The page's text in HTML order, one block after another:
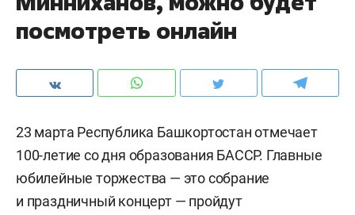
посмотреть онлайн
23 марта Республика Башкортостан отмечает
100-летие со дня образования БАССР. Главные
юбилейные торжества — это собрание
и праздничный концерт — пройдут